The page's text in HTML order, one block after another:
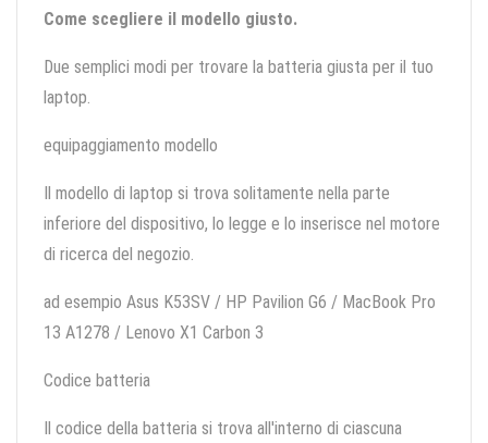
Come scegliere il modello giusto.
Due semplici modi per trovare la batteria giusta per il tuo
laptop.
equipaggiamento modello
Il modello di laptop si trova solitamente nella parte
inferiore del dispositivo, lo legge e lo inserisce nel motore
di ricerca del negozio.
ad esempio Asus K53SV / HP Pavilion G6 / MacBook Pro
13 A1278 / Lenovo X1 Carbon 3
Codice batteria
Il codice della batteria si trova all'interno di ciascuna